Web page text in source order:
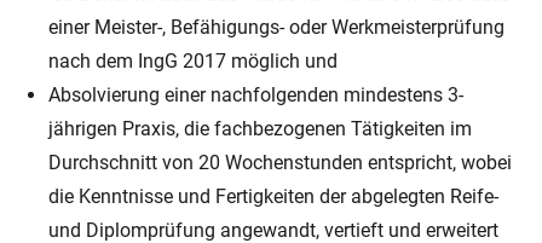
einer Meister-, Befähigungs- oder Werkmeisterprüfung
nach dem IngG 2017 möglich und
Absolvierung einer nachfolgenden mindestens 3-
jährigen Praxis, die fachbezogenen Tätigkeiten im
Durchschnitt von 20 Wochenstunden entspricht, wobei
die Kenntnisse und Fertigkeiten der abgelegten Reife-
und Diplomprüfung angewandt, vertieft und erweitert